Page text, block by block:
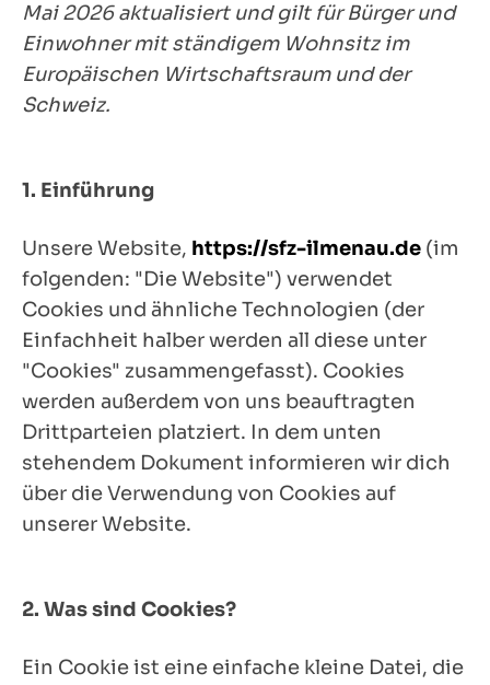
Mai 2026 aktualisiert und gilt für Bürger und
Einwohner mit ständigem Wohnsitz im
Europäischen Wirtschaftsraum und der
Schweiz.
1. Einführung
Unsere Website, https://sfz-ilmenau.de (im
folgenden: "Die Website") verwendet
Cookies und ähnliche Technologien (der
Einfachheit halber werden all diese unter
"Cookies" zusammengefasst). Cookies
werden außerdem von uns beauftragten
Drittparteien platziert. In dem unten
stehendem Dokument informieren wir dich
über die Verwendung von Cookies auf
unserer Website.
2. Was sind Cookies?
Ein Cookie ist eine einfache kleine Datei, die